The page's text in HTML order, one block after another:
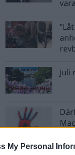
My Personal
Juli